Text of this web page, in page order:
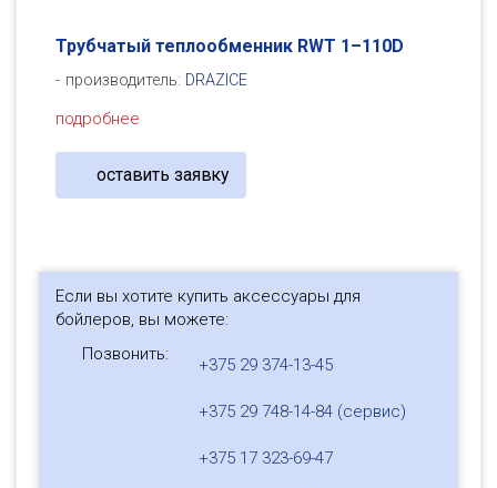
Трубчатый теплообменник RWT 1–110D
производитель: DRAZICE
подробнее
оставить заявку
Если вы хотите купить аксессуары для
бойлеров, вы можете:
Позвонить:
+375 29 374-13-45
+375 29 748-14-84 (сервис)
+375 17 323-69-47